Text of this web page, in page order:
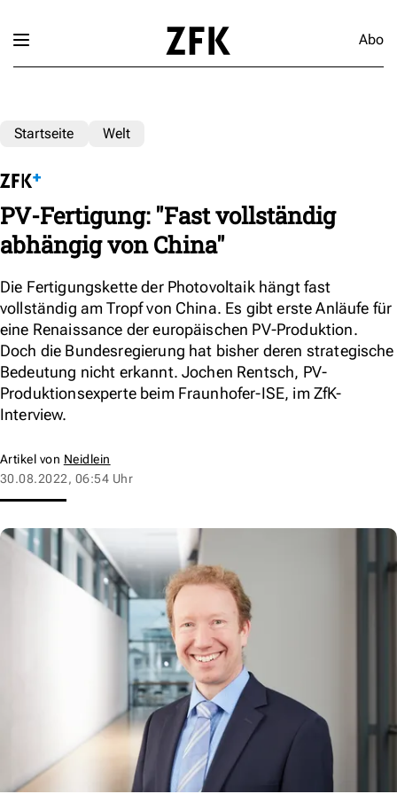
Abo
Startseite Welt
PV-Fertigung: "Fast vollständig
abhängig von China"
Die Fertigungskette der Photovoltaik hängt fast
vollständig am Tropf von China. Es gibt erste Anläufe für
eine Renaissance der europäischen PV-Produktion.
Doch die Bundesregierung hat bisher deren strategische
Bedeutung nicht erkannt. Jochen Rentsch, PV-
Produktionsexperte beim Fraunhofer-ISE, im ZfK-
Interview.
Artikel von Neidlein
30.08.2022, 06:54 Uhr